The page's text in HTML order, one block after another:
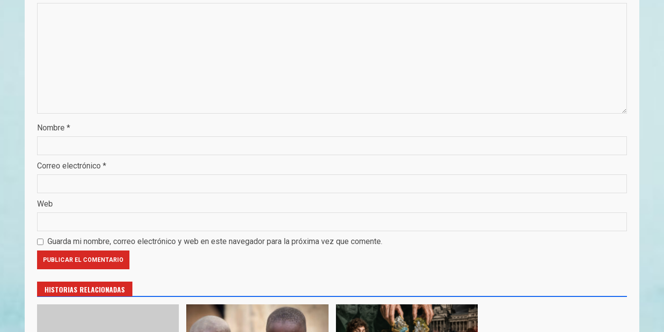
Nombre *
Correo electrónico *
Web
Guarda mi nombre, correo electrónico y web en este navegador para la próxima vez que comente.
HISTORIAS RELACIONADAS